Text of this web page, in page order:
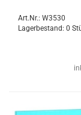
Art.Nr.: W3530
Lagerbestand: 0